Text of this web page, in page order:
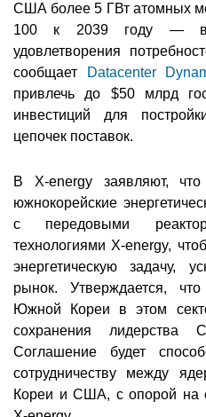
США более 5 ГВт атомных
100 к 2039 году — в
удовлетворения
сообщает
Datacenter
привлечь до $50 млрд
инвестиций для
цепочек поставок.
В X-energy заявляют, что
южнокорейские
с передовыми
технологиями X-energy,
энергетическую задачу,
рынок. Утверждается,
Южной Кореи в этом
сохранения
Соглашение будет
сотрудничеству между
Кореи и США, с опорой на